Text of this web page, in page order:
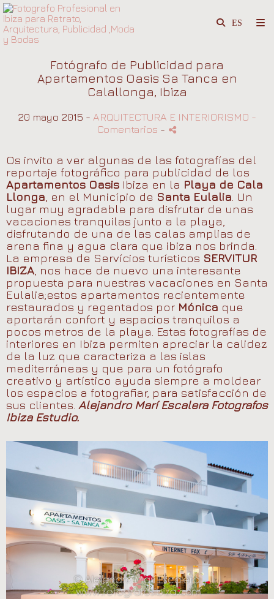
Fotógrafo de Publicidad para
Apartamentos Oasis Sa Tanca en
Calallonga, Ibiza
20 mayo 2015 - ARQUITECTURA E INTERIORISMO -
Comentarios -
Os invito a ver algunas de las fotografías del
reportaje fotográfico para publicidad de los
Apartamentos Oasis Ibiza en la Playa de Cala
Llonga , en el Município de Santa Eulalia . Un
lugar muy agradable para disfrutar de unas
vacaciones tranquilas junto a la playa,
disfrutando de una de las calas amplias de
arena fina y agua clara que ibiza nos brinda.
La empresa de Servícios turísticos SERVITUR
IBIZA , nos hace de nuevo una interesante
propuesta para nuestras vacaciones en Santa
Eulalia;estos apartamentos recientemente
restaurados y regentados por Mónica que
aportarán confort y espacios tranquilos a
pocos metros de la playa. Estas fotografías de
interiores en Ibiza permiten apreciar la calidez
de la luz que caracteriza a las islas
mediterráneas y que para un fotógrafo
creativo y artístico ayuda siempre a moldear
los espacios a fotografiar, para satisfacción de
sus clientes. Alejandro Marí Escalera Fotografos
Ibiza Estudio.